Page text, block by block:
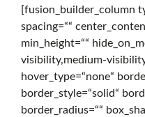
D
[fusion_builder_column
spacing=““
min_height=““
visibility,medium-
hover_type=“none“
border_style=“solid“
border_radius=““